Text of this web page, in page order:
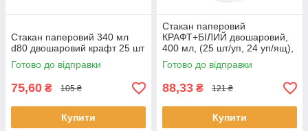
Стакан паперовий 340 мл
d80 двошаровий крафт 25 шт
Готово до відправки
75,60 ₴ 105 ₴
Купити
Стакан паперовий
КРАФТ+БІЛИЙ двошаровий,
400 мл, (25 шт/уп, 24 уп/ящ),
П-90
Готово до відправки
88,33 ₴ 121 ₴
Купити